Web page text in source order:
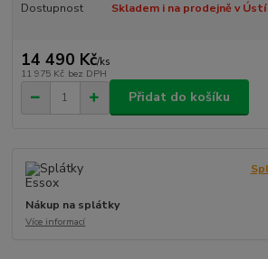
Dostupnost Skladem i na prodejně v
14 490 Kč/ks
11 975 Kč bez DPH
Přidat do košíku
Nákup na splátky
Více informací